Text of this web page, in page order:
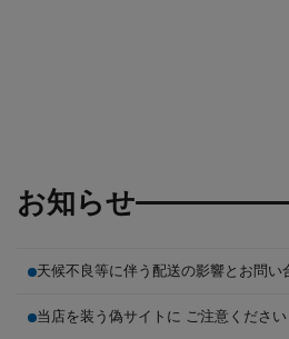
お知らせ
天候不良等に伴う配送の影響とお問い
当店を装う偽サイトに ご注意ください